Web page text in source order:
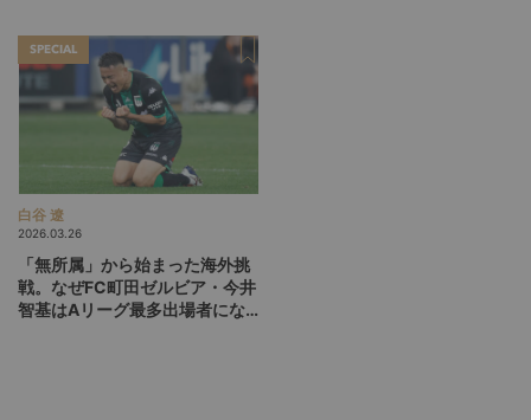
ン“SD”の今
SPECIAL
白谷 遼
2026.03.26
「無所属」から始まった海外挑
戦。なぜFC町田ゼルビア・今井
智基はAリーグ最多出場者にな